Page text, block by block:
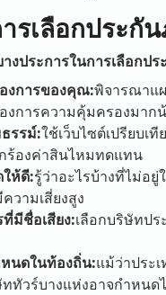
รเลือกประกั
ประการในการเลือกป
งการของคุณ:พิจารณาแ
การความคุ้มครองมากน้
รรม์:ใช้เว็บไซต์เปรียบเ
ร้องค่าสินไหมทดแทน
ให้ดี:รู้ว่าอะไรบ้างที่ไม่อ
วามเสี่ยงสูง
มีชื่อเสียง:เลือกบริษัทป
นดในท้องถิ่น:แม้ว่าประ
ทัวร์บางแห่งอาจกำหนด